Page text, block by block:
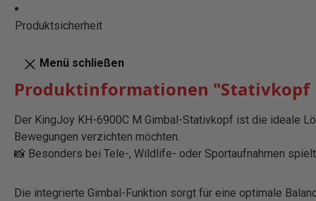
Produktsicherheit
Menü schließen
Produktinformationen "Stativkopf
Der KingJoy KH-6900C M Gimbal-Stativkopf ist die ideale
Bewegungen verzichten möchten.
📸 Besonders bei Tele-, Wildlife- oder Sportaufnahmen
Die integrierte Gimbal-Funktion sorgt für eine optimale